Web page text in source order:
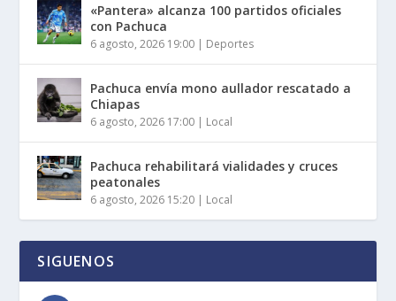
«Pantera» alcanza 100 partidos oficiales
con Pachuca
6 agosto, 2026 19:00 | Deportes
Pachuca envía mono aullador rescatado a
Chiapas
6 agosto, 2026 17:00 | Local
Pachuca rehabilitará vialidades y cruces
peatonales
6 agosto, 2026 15:20 | Local
SIGUENOS